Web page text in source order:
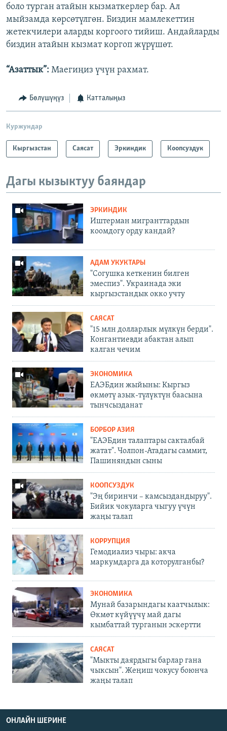
боло турган атайын кызматкерлер бар. Ал
мыйзамда көрсөтүлгөн. Биздин мамлекеттин
жетекчилери аларды коргоого тийиш. Андайларды
биздин атайын кызмат коргоп жүрүшөт.
“Азаттык”: Маегиңиз үчүн рахмат.
Бөлүшүңүз Катталыңыз
Куржундар
Кыргызстан Саясат Эркиндик Коопсуздук
Дагы кызыктуу баяндар
ЭРКИНДИК
Иштерман мигранттардын
коомдогу орду кандай?
АДАМ УКУКТАРЫ
"Согушка кеткенин билген
эмеспиз". Украинада эки
кыргызстандык окко учту
САЯСАТ
"15 млн долларлык мүлкүн берди".
Конгантиевди абактан алып
калган чечим
ЭКОНОМИКА
ЕАЭБдин жыйыны: Кыргыз
өкмөтү азык-түлүктүн баасына
тынчсызданат
БОРБОР АЗИЯ
"ЕАЭБдин талаптары сакталбай
жатат". Чолпон-Атадагы саммит,
Пашиняндын сыны
КООПСУЗДУК
"Эң биринчи – камсыздандыруу".
Бийик чокуларга чыгуу үчүн
жаңы талап
КОРРУПЦИЯ
Гемодиализ чыры: акча
маркумдарга да которулганбы?
ЭКОНОМИКА
Мунай базарындагы каатчылык:
Өкмөт күйүүчү май дагы
кымбаттай турганын эскертти
САЯСАТ
"Мыкты даярдыгы барлар гана
чыксын". Жеңиш чокусу боюнча
жаңы талап
ОНЛАЙН ШЕРИНЕ